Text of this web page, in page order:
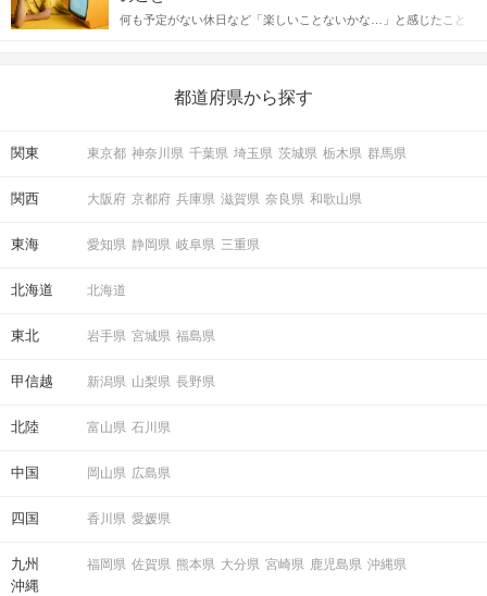
送るLINEでのデートの誘い方のコツをご紹介します。例文も混じ
えながら解説するので、ぜひ参考にしてください。
何も予定がない休日など「楽しいことないかな…」と感じたこと
の楽しいことアイデアを集めました♪ いままさに楽しいことを探し
都道府県から探す
関東 東京都 神奈川県 千葉県 埼玉県 茨城県 栃木県 群馬県
関西 大阪府 京都府 兵庫県 滋賀県 奈良県 和歌山県
東海 愛知県 静岡県 岐阜県 三重県
北海道 北海道
東北 岩手県 宮城県 福島県
甲信越 新潟県 山梨県 長野県
北陸 富山県 石川県
中国 岡山県 広島県
四国 香川県 愛媛県
九州
沖縄
福岡県 佐賀県 熊本県 大分県 宮崎県 鹿児島県 沖縄県